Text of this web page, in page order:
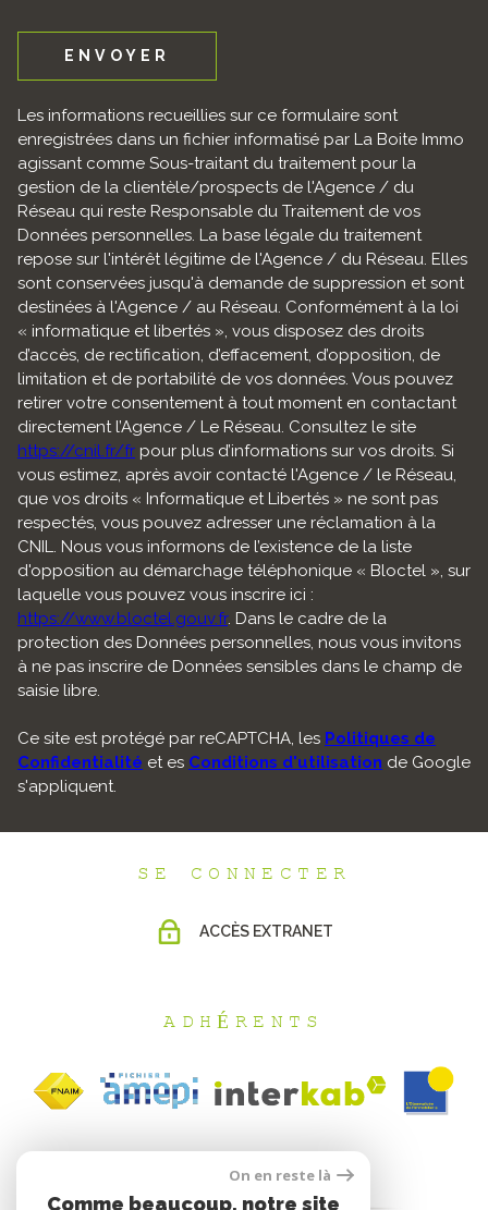
ENVOYER
Les informations recueillies sur ce formulaire sont
enregistrées dans un fichier informatisé par La Boite Immo
agissant comme Sous-traitant du traitement pour la
gestion de la clientèle/prospects de l'Agence / du
Réseau qui reste Responsable du Traitement de vos
Données personnelles. La base légale du traitement
repose sur l'intérêt légitime de l'Agence / du Réseau. Elles
sont conservées jusqu'à demande de suppression et sont
destinées à l'Agence / au Réseau. Conformément à la loi
« informatique et libertés », vous disposez des droits
d’accès, de rectification, d’effacement, d’opposition, de
limitation et de portabilité de vos données. Vous pouvez
retirer votre consentement à tout moment en contactant
directement l’Agence / Le Réseau. Consultez le site
https://cnil.fr/fr pour plus d’informations sur vos droits. Si
vous estimez, après avoir contacté l'Agence / le Réseau,
que vos droits « Informatique et Libertés » ne sont pas
respectés, vous pouvez adresser une réclamation à la
CNIL. Nous vous informons de l’existence de la liste
d'opposition au démarchage téléphonique « Bloctel », sur
laquelle vous pouvez vous inscrire ici :
https://www.bloctel.gouv.fr. Dans le cadre de la
protection des Données personnelles, nous vous invitons
à ne pas inscrire de Données sensibles dans le champ de
saisie libre.
Ce site est protégé par reCAPTCHA, les Politiques de
Confidentialité et es Conditions d'utilisation de Google
s'appliquent.
SE CONNECTER
ACCÈS EXTRANET
ADHÉRENTS
On en reste là
Comme beaucoup, notre site